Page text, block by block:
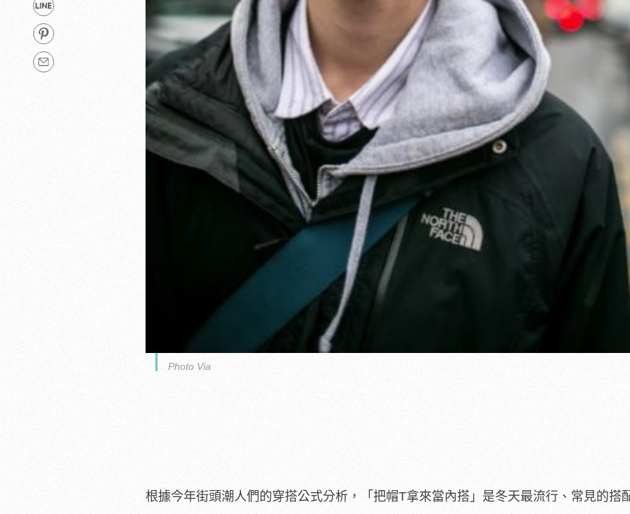
Photo Via
根據今年街頭潮人們的穿搭公式分析，「把帽T拿來當內搭」是冬天最流行、常見的搭